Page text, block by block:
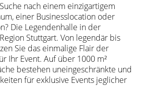
nach einem einzigartigem
einer Businesslocation oder
Die Legendenhalle in der
Stuttgart. Von legendär bis
Sie das einmalige Flair der
Ihr Event. Auf über 1000 m²
bestehen uneingeschränkte und
für exklusive Events jeglicher